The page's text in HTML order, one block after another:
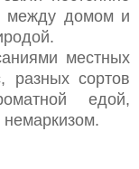
между домом и
местных
разных сортов
едой,